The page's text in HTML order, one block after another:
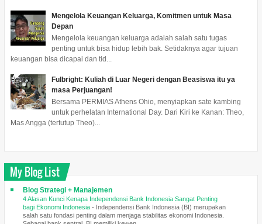
Mengelola Keuangan Keluarga, Komitmen untuk Masa
Depan
Mengelola keuangan keluarga adalah salah satu tugas
penting untuk bisa hidup lebih bak. Setidaknya agar tujuan
keuangan bisa dicapai dan tid...
Fulbright: Kuliah di Luar Negeri dengan Beasiswa itu ya
masa Perjuangan!
Bersama PERMIAS Athens Ohio, menyiapkan sate kambing
untuk perhelatan International Day. Dari Kiri ke Kanan: Theo,
Mas Angga (tertutup Theo)...
My Blog List
Blog Strategi + Manajemen
4 Alasan Kunci Kenapa Independensi Bank Indonesia Sangat Penting
bagi Ekonomi Indonesia - Independensi Bank Indonesia (BI) merupakan
salah satu fondasi penting dalam menjaga stabilitas ekonomi Indonesia.